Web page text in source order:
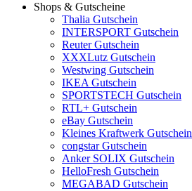
Shops & Gutscheine
Thalia Gutschein
INTERSPORT Gutschein
Reuter Gutschein
XXXLutz Gutschein
Westwing Gutschein
IKEA Gutschein
SPORTSTECH Gutschein
RTL+ Gutschein
eBay Gutschein
Kleines Kraftwerk Gutschein
congstar Gutschein
Anker SOLIX Gutschein
HelloFresh Gutschein
MEGABAD Gutschein